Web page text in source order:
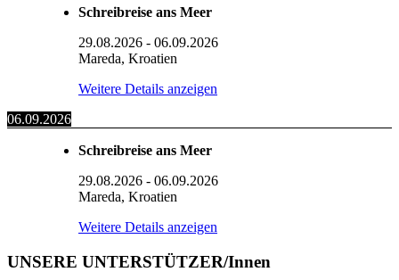
Schreibreise ans Meer
29.08.2026 - 06.09.2026
Mareda, Kroatien
Weitere Details anzeigen
06.09.2026
Schreibreise ans Meer
29.08.2026 - 06.09.2026
Mareda, Kroatien
Weitere Details anzeigen
UNSERE UNTERSTÜTZER/Innen